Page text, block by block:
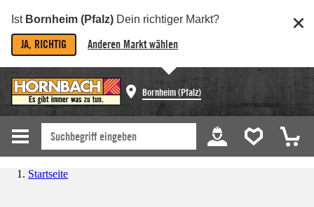
Ist Bornheim (Pfalz) Dein richtiger Markt?
JA, RICHTIG Anderen Markt wählen
Bornheim (Pfalz)
Startseite